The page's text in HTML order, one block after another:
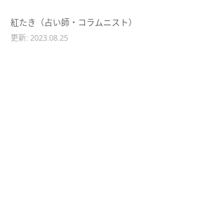
紅たき（占い師・コラムニスト）
更新: 2023.08.25